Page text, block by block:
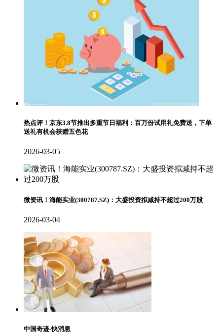
热点评！京东3.8节推出多重节日福利：百万份试用礼免费送，下单
送礼有机会获赠五色花
2026-03-05
微资讯！海能实业(300787.SZ)：大盛投资拟减持不超过200万股
2026-03-04
中国奇迹-快消息